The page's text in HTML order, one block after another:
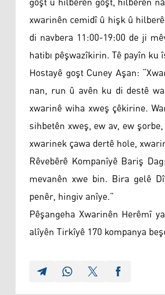
xwarinên cemidî û hişk û
di navbera 11:00-19:00 de ji
hatibı pêşwazîkirin. Tê payîn
Hostayê goşt Cuney Aşan:
nan, run û avên ku di destê
xwarinê wiha xweş çêkirine.
sihbetên xweş, ew av, ew
xwarinek çawa dertê hole,
Rêvebêrê Kompanîyê Bariş
mevanên xwe bin. Bira gelê
penêr, hingiv anîye.”
Pêşangeha Xwarinên Herêmî
alîyên Tirkîyê 170 kompanya